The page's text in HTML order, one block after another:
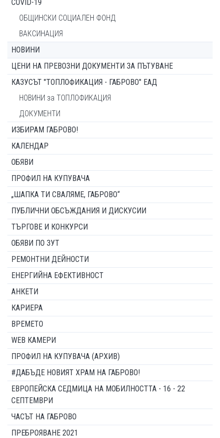
COVID-19
ОБЩИНСКИ СОЦИАЛЕН ФОНД
ВАКСИНАЦИЯ
НОВИНИ
ЦЕНИ НА ПРЕВОЗНИ ДОКУМЕНТИ ЗА ПЪТУВАНЕ
КАЗУСЪТ "ТОПЛОФИКАЦИЯ - ГАБРОВО" ЕАД
НОВИНИ за ТОПЛОФИКАЦИЯ
ДОКУМЕНТИ
ИЗБИРАМ ГАБРОВО!
КАЛЕНДАР
ОБЯВИ
ПРОФИЛ НА КУПУВАЧА
„ШАПКА ТИ СВАЛЯМЕ, ГАБРОВО“
ПУБЛИЧНИ ОБСЪЖДАНИЯ И ДИСКУСИИ
ТЪРГОВЕ И КОНКУРСИ
ОБЯВИ ПО ЗУТ
РЕМОНТНИ ДЕЙНОСТИ
ЕНЕРГИЙНА ЕФЕКТИВНОСТ
АНКЕТИ
КАРИЕРА
ВРЕМЕТО
WEB КАМЕРИ
ПРОФИЛ НА КУПУВАЧА (АРХИВ)
#ДАБЪДЕ НОВИЯТ ХРАМ НА ГАБРОВО!
ЕВРОПЕЙСКА СЕДМИЦА НА МОБИЛНОСТТА - 16 - 22
СЕПТЕМВРИ
ЧАСЪТ НА ГАБРОВО
ПРЕБРОЯВАНЕ 2021